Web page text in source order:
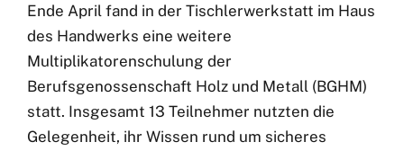
Ende April fand in der Tischlerwerkstatt im Haus
des Handwerks eine weitere
Multiplikatorenschulung der
Berufsgenossenschaft Holz und Metall (BGHM)
statt. Insgesamt 13 Teilnehmer nutzten die
Gelegenheit, ihr Wissen rund um sicheres